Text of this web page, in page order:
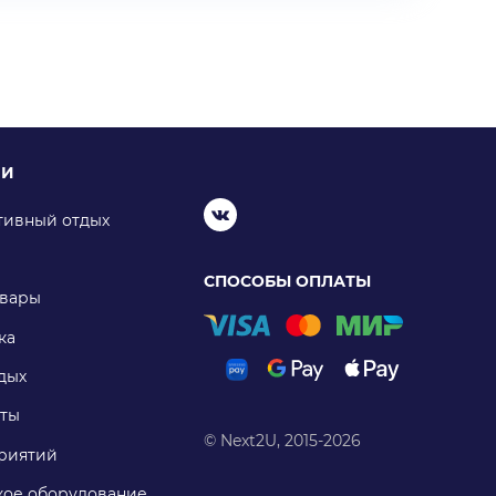
отдых
СПОСОБЫ ОПЛАТЫ
© Next2U, 2015-2026